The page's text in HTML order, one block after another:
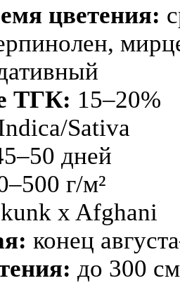
цветения:
ТГК: 15–20%
Sativa
дней
г/м²
x Afghani
конец
до 300 см